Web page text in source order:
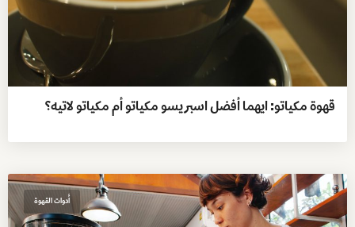
قهوة مكياتو: ايهما أفضل اسبريسو مكياتو أم مكياتو لاتيه؟
أدوات القهوة